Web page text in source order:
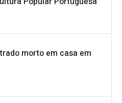
morto em casa em